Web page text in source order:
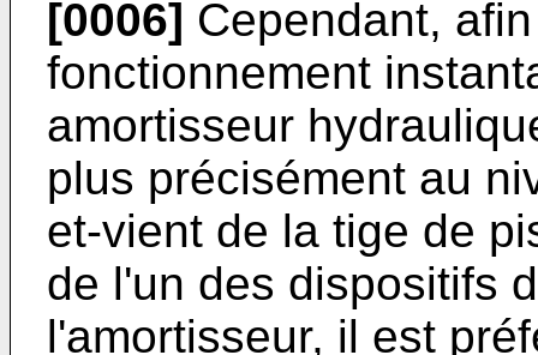
[0006] Cependant,
fonctionnement
amortisseur
plus précisément au
et-vient de la tige de
de l'un des dispositifs
l'amortisseur, il est